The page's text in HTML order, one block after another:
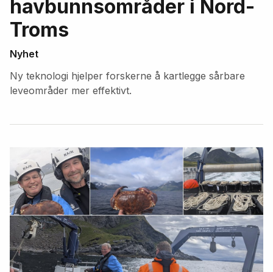
havbunnsområder i Nord-
Troms
Nyhet
Ny teknologi hjelper forskerne å kartlegge sårbare
leveområder mer effektivt.